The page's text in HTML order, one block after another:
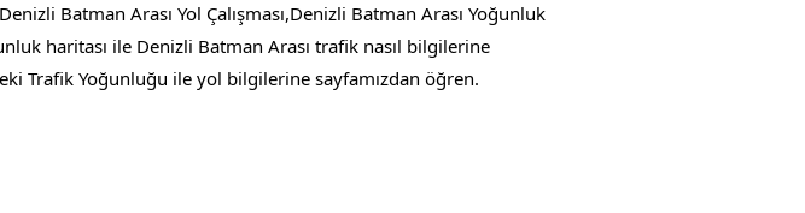
Batman Arası Yol Çalışması,Denizli Batman Arası Yoğunluk
haritası ile Denizli Batman Arası trafik nasıl bilgilerine
Trafik Yoğunluğu ile yol bilgilerine sayfamızdan öğren.